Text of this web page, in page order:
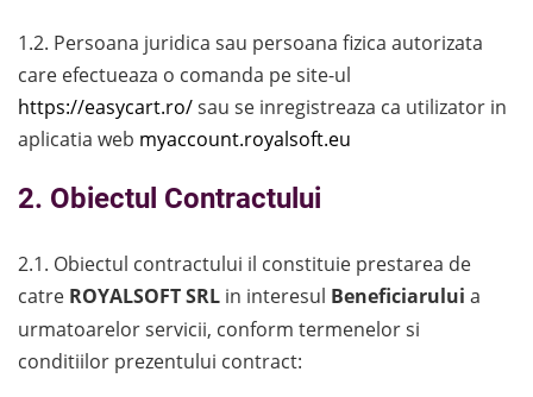
1.2. Persoana juridica sau persoana fizica autorizata
care efectueaza o comanda pe site-ul
https://easycart.ro/sau se inregistreaza ca utilizator in
aplicatia web myaccount.royalsoft.eu
2. Obiectul Contractului
2.1. Obiectul contractului il constituie prestarea de
catre ROYALSOFT SRL in interesul Beneficiarului a
urmatoarelor servicii, conform termenelor si
conditiilor prezentului contract: